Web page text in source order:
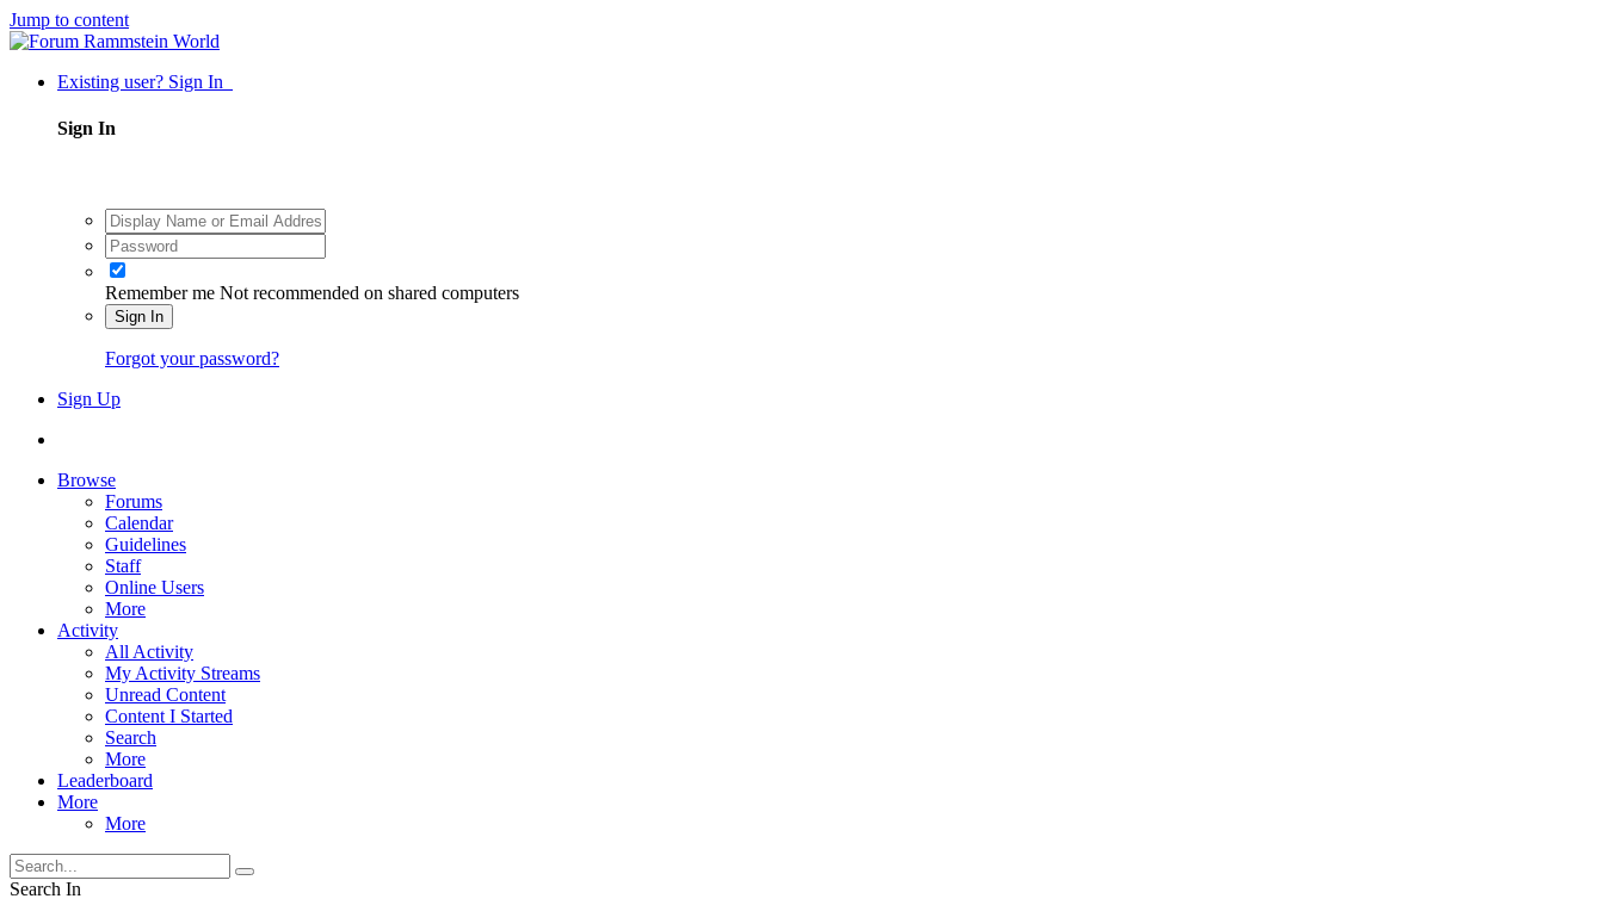
Jump to content
Existing user? Sign In
Sign In
Remember me Not recommended on shared computers
Sign In
Forgot your password?
Sign Up
Browse
Forums
Calendar
Guidelines
Staff
Online Users
More
Activity
All Activity
My Activity Streams
Unread Content
Content I Started
Search
More
Leaderboard
More
More
Search In